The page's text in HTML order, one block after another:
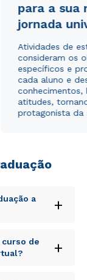
para a sua
jornada
Atividades de
consideram os
específicos e
cada aluno e
conhecimentos,
atitudes,
protagonista da
a
+
error sit
illo inventore
de
+